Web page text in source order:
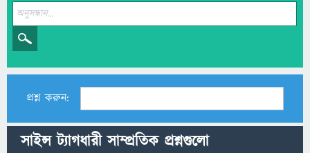
প্রশ্ন করুন:
সাইন্স ট্যাগধারী সাম্প্রতিক প্রশ্নগুলো